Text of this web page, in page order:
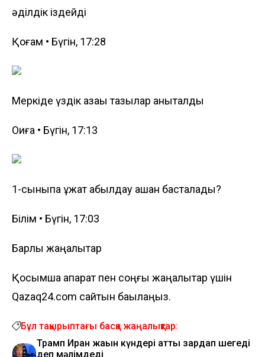
әділдік іздейді
Қоғам • Бүгін, 17:28
Меркіде үздік қазақы тазылар анықталды
Оқиға • Бүгін, 17:13
1-сыныпқа құжат қабылдау қашан басталады?
Білім • Бүгін, 17:03
Барлық жаңалықтар
Қосымша ақпарат пен соңғы жаңалықтар үшін
Qazaq24.com сайтын бақылаңыз.
Бұл тақырыптағы басқа жаңалықтар:
Трамп Иран жақын күндері қатты зардап шегеді
деп мәлімдеді